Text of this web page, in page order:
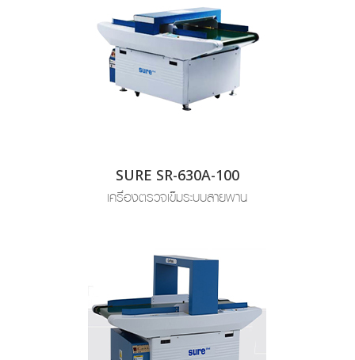
SURE SR-630A-100
เครื่องตรวจเข็มระบบสายพาน